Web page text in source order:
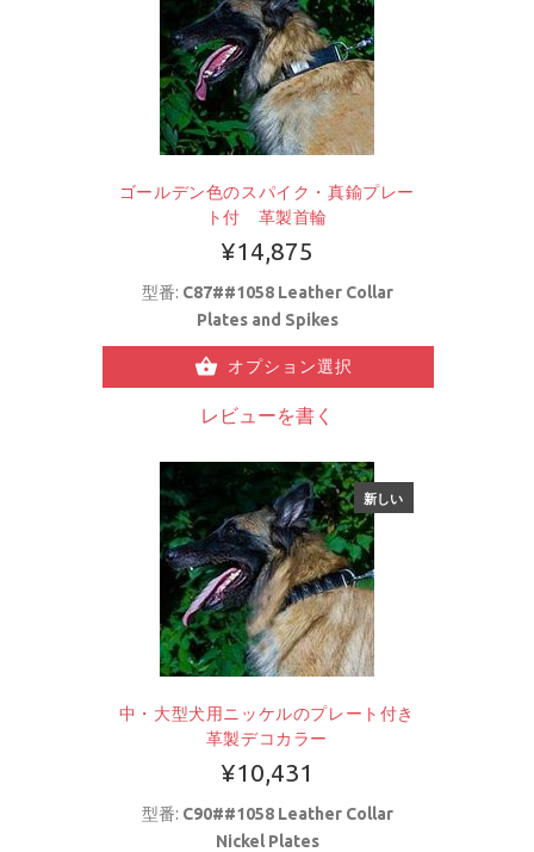
ゴールデン色のスパイク・真鍮プレー
ト付 革製首輪
¥14,875
型番: C87##1058 Leather Collar
Plates and Spikes
オプション選択
レビューを書く
新しい
中・大型犬用ニッケルのプレート付き
革製デコカラー
¥10,431
型番: C90##1058 Leather Collar
Nickel Plates